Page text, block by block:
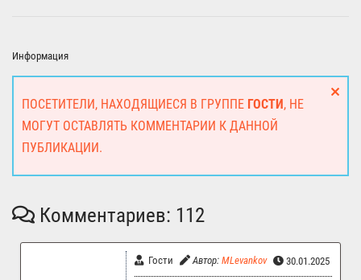
Информация
ПОСЕТИТЕЛИ, НАХОДЯЩИЕСЯ В ГРУППЕ ГОСТИ, НЕ
МОГУТ ОСТАВЛЯТЬ КОММЕНТАРИИ К ДАННОЙ
ПУБЛИКАЦИИ.
Комментариев: 112
Гости Автор: MLevankov 30.01.2025 13:36